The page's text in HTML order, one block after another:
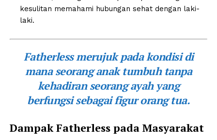
kesulitan memahami hubungan sehat dengan laki-
laki.
Fatherless merujuk pada kondisi di
mana seorang anak tumbuh tanpa
kehadiran seorang ayah yang
berfungsi sebagai figur orang tua.
Dampak Fatherless pada Masyarakat